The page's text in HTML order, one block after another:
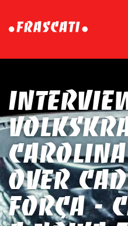
over
Força -